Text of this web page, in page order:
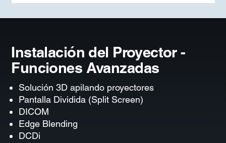
Instalación del Proyector -
Funciones Avanzadas
Solución 3D apilando proyectores
Pantalla Dividida (Split Screen)
DICOM
Edge Blending
DCDi